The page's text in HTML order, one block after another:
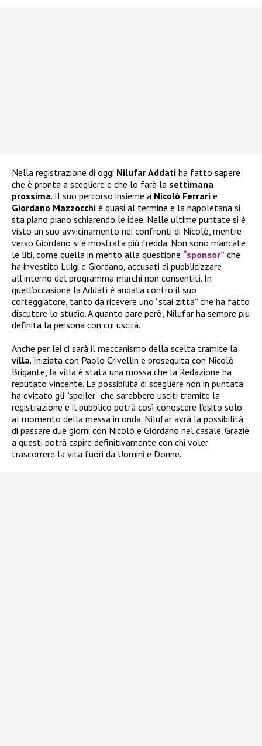
Nella registrazione di oggi Nilufar Addati ha fatto sapere
che è pronta a scegliere e che lo farà la settimana
prossima. Il suo percorso insieme a Nicolò Ferrari e
Giordano Mazzocchi è quasi al termine e la napoletana si
sta piano piano schiarendo le idee. Nelle ultime puntate si è
visto un suo avvicinamento nei confronti di Nicolò, mentre
verso Giordano si è mostrata più fredda. Non sono mancate
le liti, come quella in merito alla questione “sponsor” che
ha investito Luigi e Giordano, accusati di pubblicizzare
all’interno del programma marchi non consentiti. In
quell’occasione la Addati è andata contro il suo
corteggiatore, tanto da ricevere uno “stai zitta” che ha fatto
discutere lo studio. A quanto pare però, Nilufar ha sempre più
definita la persona con cui uscirà.
Anche per lei ci sarà il meccanismo della scelta tramite la
villa. Iniziata con Paolo Crivellin e proseguita con Nicolò
Brigante, la villa è stata una mossa che la Redazione ha
reputato vincente. La possibilità di scegliere non in puntata
ha evitato gli “spoiler” che sarebbero usciti tramite la
registrazione e il pubblico potrà così conoscere l’esito solo
al momento della messa in onda. Nilufar avrà la possibilità
di passare due giorni con Nicolò e Giordano nel casale. Grazie
a questi potrà capire definitivamente con chi voler
trascorrere la vita fuori da Uomini e Donne.